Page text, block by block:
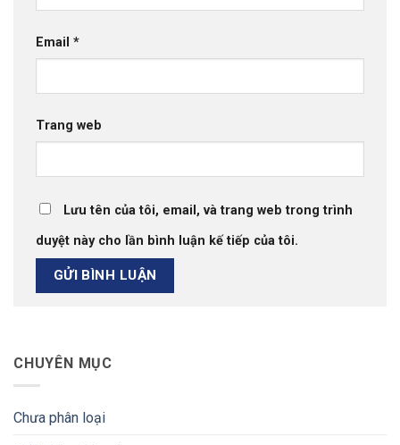
Email *
Trang web
Lưu tên của tôi, email, và trang web trong trình
duyệt này cho lần bình luận kế tiếp của tôi.
CHUYÊN MỤC
Chưa phân loại